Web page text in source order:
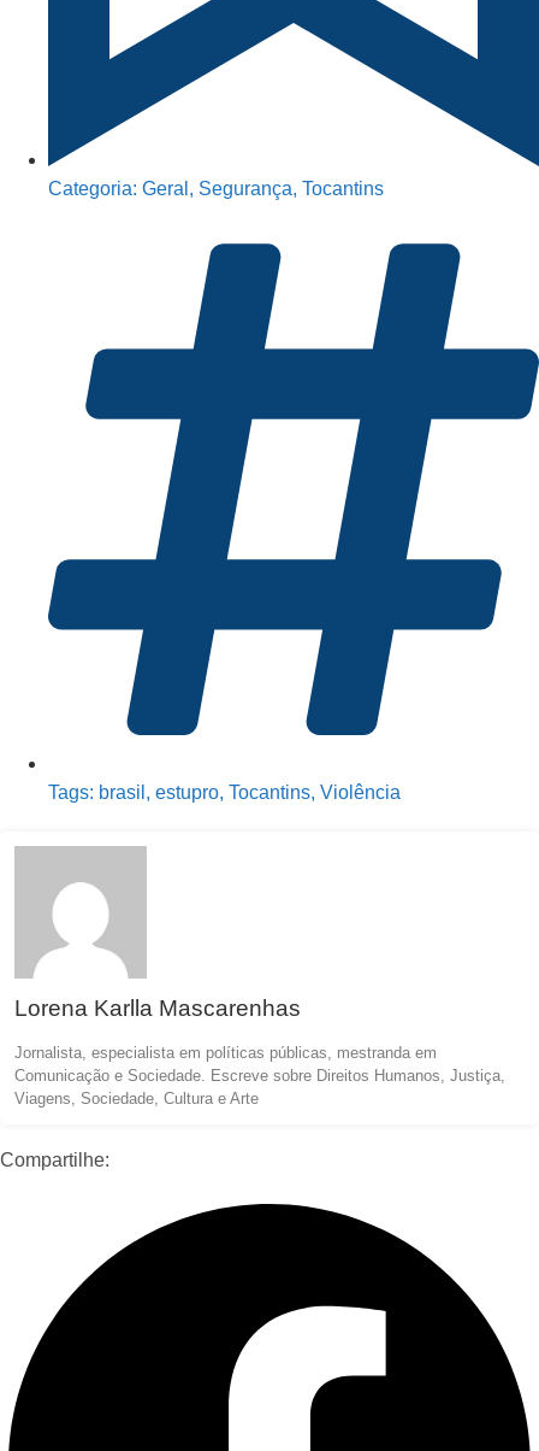
Categoria: Geral , Segurança, Tocantins
Tags: brasil , estupro, Tocantins, Violência
Lorena Karlla Mascarenhas
Jornalista, especialista em políticas públicas, mestranda em
Comunicação e Sociedade. Escreve sobre Direitos Humanos, Justiça,
Viagens, Sociedade, Cultura e Arte
Compartilhe: